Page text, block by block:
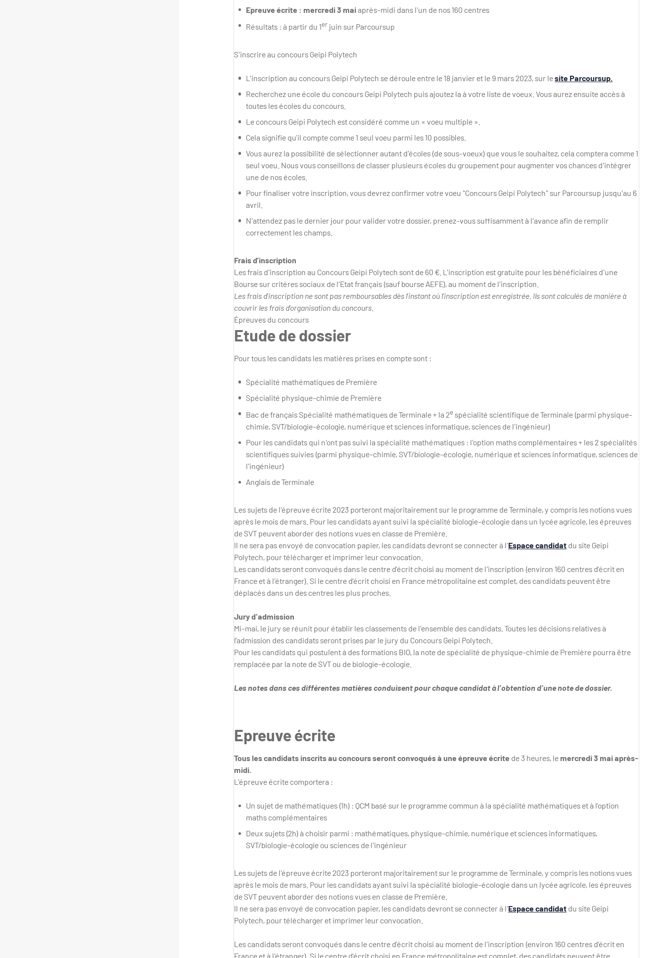
Epreuve écrite : mercredi 3 maiaprès-midi dans l'un de nos 160 centres
Résultats : à partir du 1erjuin sur Parcoursup
S'inscrire au concours Geipi Polytech
L'inscription au concours Geipi Polytech se déroule entre le 18 janvier et le 9 mars 2023, sur lesite Parcoursup.
Recherchez une école du concours Geipi Polytech puis ajoutez la à votre liste de voeux. Vous aurez ensuite accès à
toutes les écoles du concours.
Le concours Geipi Polytech est considéré comme un « voeu multiple ».
Cela signifie qu’il compte comme 1 seul voeu parmi les 10 possibles.
Vous aurez la possibilité de sélectionner autant d'écoles (de sous-voeux) que vous le souhaitez, cela comptera comme 1
seul voeu. Nous vous conseillons de classer plusieurs écoles du groupement pour augmenter vos chances d'intégrer
une de nos écoles.
Pour finaliser votre inscription, vous devrez confirmer votre voeu "Concours Geipi Polytech" sur Parcoursup jusqu'au 6
avril.
N'attendez pas le dernier jour pour valider votre dossier, prenez-vous suffisamment à l'avance afin de remplir
correctement les champs.
Frais d’inscription
Les frais d'inscription au Concours Geipi Polytech sont de 60 €. L'inscription est gratuite pour les bénéficiaires d'une
Bourse sur critères sociaux de l'Etat français (sauf bourse AEFE), au moment de l'inscription.
Les frais d’inscription ne sont pas remboursables dès l’instant où l’inscription est enregistrée. Ils sont calculés de manière à
couvrir les frais d’organisation du concours.
Épreuves du concours
Etude de dossier
Pour tous les candidats les matières prises en compte sont :
Spécialité mathématiques de Première
Spécialité physique-chimie de Première
Bac de français Spécialité mathématiques de Terminale + la 2e spécialité scientifique de Terminale (parmi physique-
chimie, SVT/biologie-écologie, numérique et sciences informatique, sciences de l'ingénieur)
Pour les candidats qui n'ont pas suivi la spécialité mathématiques : l'option maths complémentaires + les 2 spécialités
scientifiques suivies (parmi physique-chimie, SVT/biologie-écologie, numérique et sciences informatique, sciences de
l'ingénieur)
Anglais de Terminale
Les sujets de l'épreuve écrite 2023 porteront majoritairement sur le programme de Terminale, y compris les notions vues
après le mois de mars. Pour les candidats ayant suivi la spécialité biologie-écologie dans un lycée agricole, les épreuves
de SVT peuvent aborder des notions vues en classe de Première.
Il ne sera pas envoyé de convocation papier, les candidats devront se connecter à l'Espace candidatdu site Geipi
Polytech, pour télécharger et imprimer leur convocation.
Les candidats seront convoqués dans le centre d’écrit choisi au moment de l'inscription (environ 160 centres d’écrit en
France et à l'étranger). Si le centre d’écrit choisi en France métropolitaine est complet, des candidats peuvent être
déplacés dans un des centres les plus proches.
Jury d'admission
Mi-mai, le jury se réunit pour établir les classements de l'ensemble des candidats. Toutes les décisions relatives à
l’admission des candidats seront prises par le jury du Concours Geipi Polytech.
Pour les candidats qui postulent à des formations BIO, la note de spécialité de physique-chimie de Première pourra être
remplacée par la note de SVT ou de biologie-écologie.
Les notes dans ces différentes matières conduisent pour chaque candidat à l'obtention d'une note de dossier.
Epreuve écrite
Tous les candidats inscrits au concours seront convoqués à une épreuve écrite de 3 heures, le mercredi 3 mai après-
midi.
L'épreuve écrite comportera :
Un sujet de mathématiques (1h) : QCM basé sur le programme commun à la spécialité mathématiques et à l’option
maths complémentaires
Deux sujets (2h) à choisir parmi : mathématiques, physique-chimie, numérique et sciences informatiques,
SVT/biologie-écologie ou sciences de l'ingénieur
Les sujets de l'épreuve écrite 2023 porteront majoritairement sur le programme de Terminale, y compris les notions vues
après le mois de mars. Pour les candidats ayant suivi la spécialité biologie-écologie dans un lycée agricole, les épreuves
de SVT peuvent aborder des notions vues en classe de Première.
Il ne sera pas envoyé de convocation papier, les candidats devront se connecter à l'Espace candidatdu site Geipi
Polytech, pour télécharger et imprimer leur convocation.
Les candidats seront convoqués dans le centre d’écrit choisi au moment de l'inscription (environ 160 centres d’écrit en
France et à l'étranger). Si le centre d’écrit choisi en France métropolitaine est complet, des candidats peuvent être